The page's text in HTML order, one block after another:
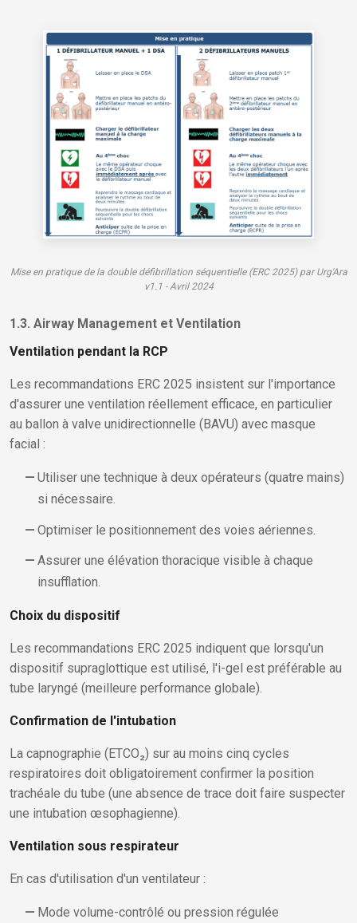
Mise en pratique de la double défibrillation séquentielle (ERC 2025) par Urg'Ara
v1.1 - Avril 2024
1.3. Airway Management et Ventilation
Ventilation pendant la RCP
Les recommandations ERC 2025 insistent sur l'importance
d'assurer une ventilation réellement efficace, en particulier
au ballon à valve unidirectionnelle (BAVU) avec masque
facial :
Utiliser une technique à deux opérateurs (quatre mains)
si nécessaire.
Optimiser le positionnement des voies aériennes.
Assurer une élévation thoracique visible à chaque
insufflation.
Choix du dispositif
Les recommandations ERC 2025 indiquent que lorsqu'un
dispositif supraglottique est utilisé, l'i-gel est préférable au
tube laryngé (meilleure performance globale).
Confirmation de l'intubation
La capnographie (ETCO₂) sur au moins cinq cycles
respiratoires doit obligatoirement confirmer la position
trachéale du tube (une absence de trace doit faire suspecter
une intubation œsophagienne).
Ventilation sous respirateur
En cas d'utilisation d'un ventilateur :
Mode volume-contrôlé ou pression régulée